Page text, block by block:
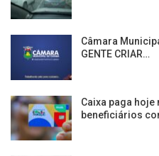
Câmara
GENTE CRIAR…
Caixa paga hoje
beneficiários